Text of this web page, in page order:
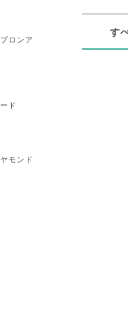
す
ロンア
ド
モンド